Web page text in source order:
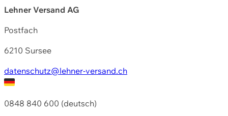
Lehner Versand AG
Postfach
6210 Sursee
datenschutz@lehner-versand.ch
0848 840 600 (deutsch)